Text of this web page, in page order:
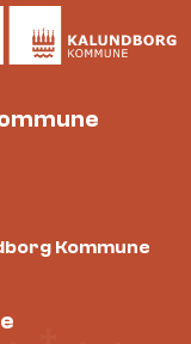
Kommune